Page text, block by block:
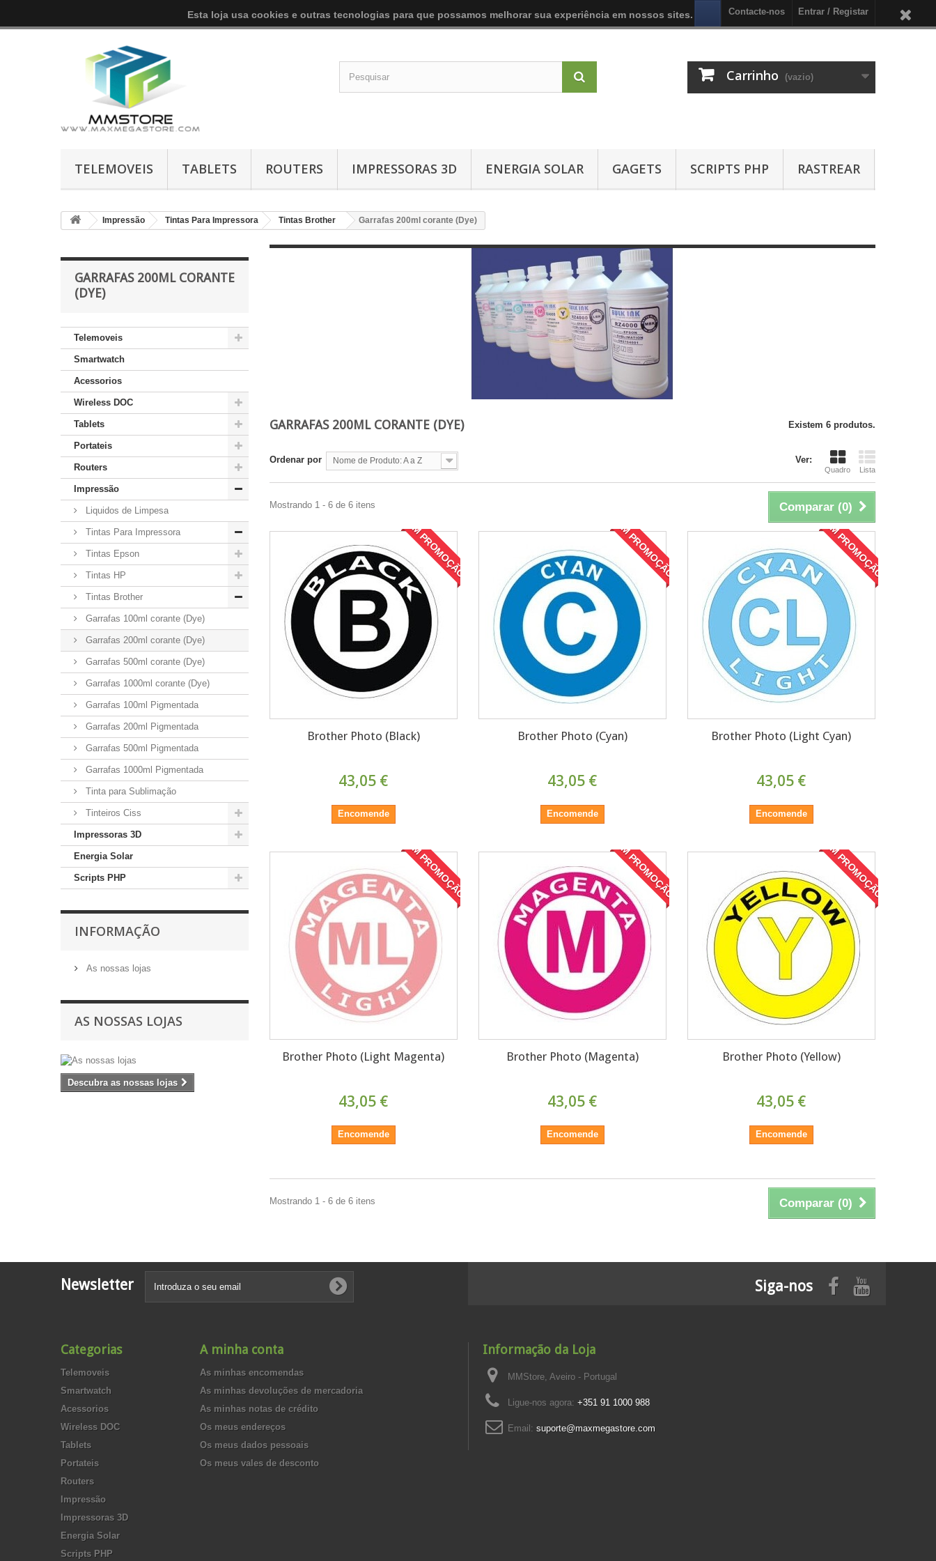
Entrar / Registar
Contacte-nos
Carrinho (vazio)
TELEMOVEIS TABLETS ROUTERS IMPRESSORAS 3D ENERGIA SOLAR GAGETS SCRIPTS PHP RASTREAR
Impressão Tintas Para Impressora Tintas Brother Garrafas 200ml corante (Dye)
GARRAFAS 200ML CORANTE
(DYE)
Telemoveis
Smartwatch
Acessorios
Wireless DOC
Tablets
Portateis
Routers
Impressão
Liquidos de Limpesa
Tintas Para Impressora
Tintas Epson
Tintas HP
Tintas Brother
Garrafas 100ml corante (Dye)
Garrafas 200ml corante (Dye)
Garrafas 500ml corante (Dye)
Garrafas 1000ml corante (Dye)
Garrafas 100ml Pigmentada
Garrafas 200ml Pigmentada
Garrafas 500ml Pigmentada
Garrafas 1000ml Pigmentada
Tinta para Sublimação
Tinteiros Ciss
Impressoras 3D
Energia Solar
Scripts PHP
INFORMAÇÃO
As nossas lojas
AS NOSSAS LOJAS
Descubra as nossas lojas
GARRAFAS 200ML CORANTE (DYE) Existem 6 produtos.
Ver:
Quadro Lista
Ordenar por Nome de Produto: A a Z
Comparar (0)
Mostrando 1 - 6 de 6 itens
EM PROMOÇÃO!
Brother Photo (Black)
43,05 €
Encomende
EM PROMOÇÃO!
Brother Photo (Cyan)
43,05 €
Encomende
EM PROMOÇÃO!
Brother Photo (Light Cyan)
43,05 €
Encomende
EM PROMOÇÃO!
Brother Photo (Light Magenta)
43,05 €
Encomende
EM PROMOÇÃO!
Brother Photo (Magenta)
43,05 €
Encomende
EM PROMOÇÃO!
Brother Photo (Yellow)
43,05 €
Encomende
Comparar (0)
Mostrando 1 - 6 de 6 itens
Newsletter Siga-nos
Categorias
Telemoveis
Smartwatch
Acessorios
Wireless DOC
Tablets
Portateis
Routers
Impressão
Impressoras 3D
Energia Solar
Scripts PHP
A minha conta
As minhas encomendas
As minhas devoluções de mercadoria
As minhas notas de crédito
Os meus endereços
Os meus dados pessoais
Os meus vales de desconto
Informação da Loja
MMStore, Aveiro - Portugal
Ligue-nos agora: +351 91 1000 988
Email: suporte@maxmegastore.com
Esta loja usa cookies e outras tecnologias para que possamos melhorar sua experiência em nossos sites.